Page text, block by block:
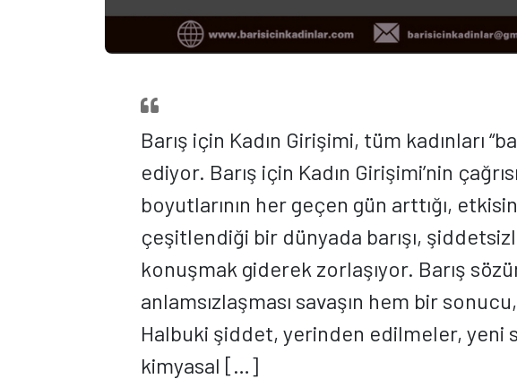
Barış için Kadın Girişimi, tüm kadınları
ediyor. Barış için Kadın Girişimi’nin
boyutlarının her geçen gün arttığı,
çeşitlendiği bir dünyada barışı,
konuşmak giderek zorlaşıyor. Barış
anlamsızlaşması savaşın hem bir
Halbuki şiddet, yerinden edilmeler, yeni
kimyasal […]